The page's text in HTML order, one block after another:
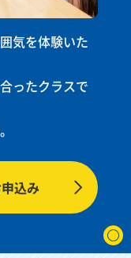
気を体験いた
ったクラスで
込み